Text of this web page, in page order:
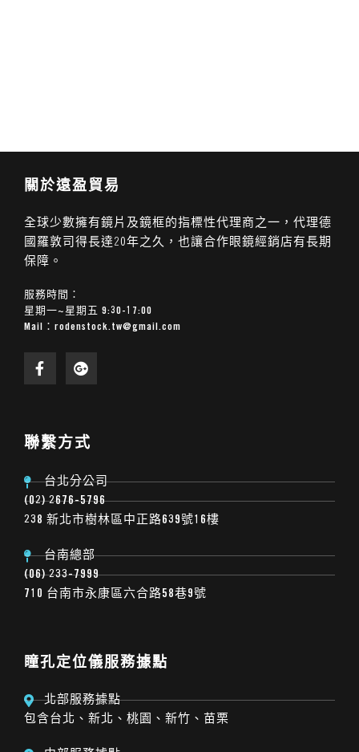
關於遠盈貿易
全球少數擁有鏡片及鏡框的指標性代理商之一，代理德
國羅敦司得長達20年之久，也讓合作眼鏡經銷店有長期
保障。
服務時間：
星期一~星期五 9:30-17:00
Mail： rodenstock.tw@gmail.com
聯繫方式
台北分公司
(02) 2676-5796
238 新北市樹林區中正路639號16樓
台南總部
(06) 233-7999
710 台南市永康區六合路58巷9號
瞳孔定位儀服務據點
北部服務據點
包含台北、新北、桃園、新竹、苗栗